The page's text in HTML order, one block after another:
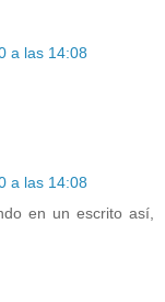
a las 14:08
a las 14:08
en un escrito así,